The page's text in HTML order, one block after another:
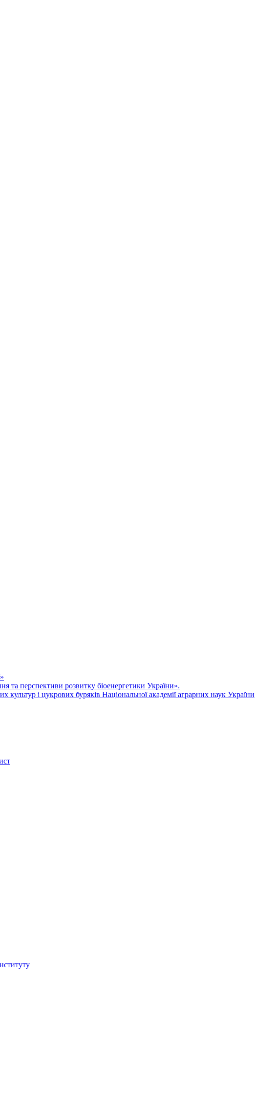
та перспективи розвитку біоенергетики України».
культур і цукрових буряків Національної академії аграрних наук України